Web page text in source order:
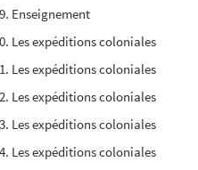
Enseignement
Les expéditions coloniales
Les expéditions coloniales
Les expéditions coloniales
Les expéditions coloniales
Les expéditions coloniales